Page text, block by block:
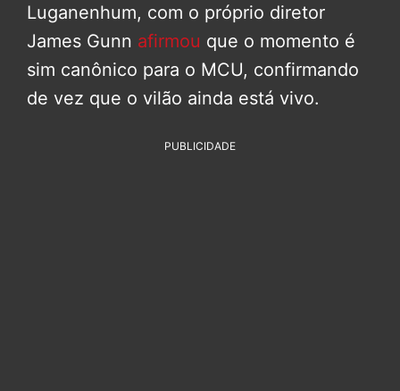
Luganenhum, com o próprio diretor
James Gunn afirmou que o momento é
sim canônico para o MCU, confirmando
de vez que o vilão ainda está vivo.
PUBLICIDADE